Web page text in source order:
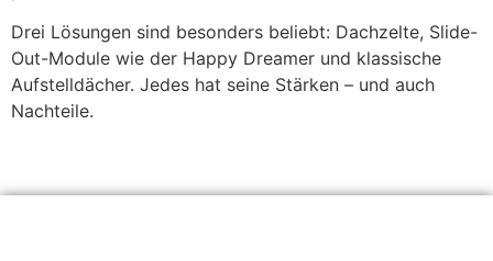
Drei Lösungen sind besonders beliebt: Dachzelte, Slide-
Out-Module wie der Happy Dreamer und klassische
Aufstelldächer. Jedes hat seine Stärken – und auch
Nachteile.